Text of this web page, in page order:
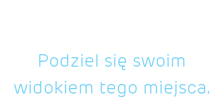
Podziel się swoim
widokiem tego miejsca.